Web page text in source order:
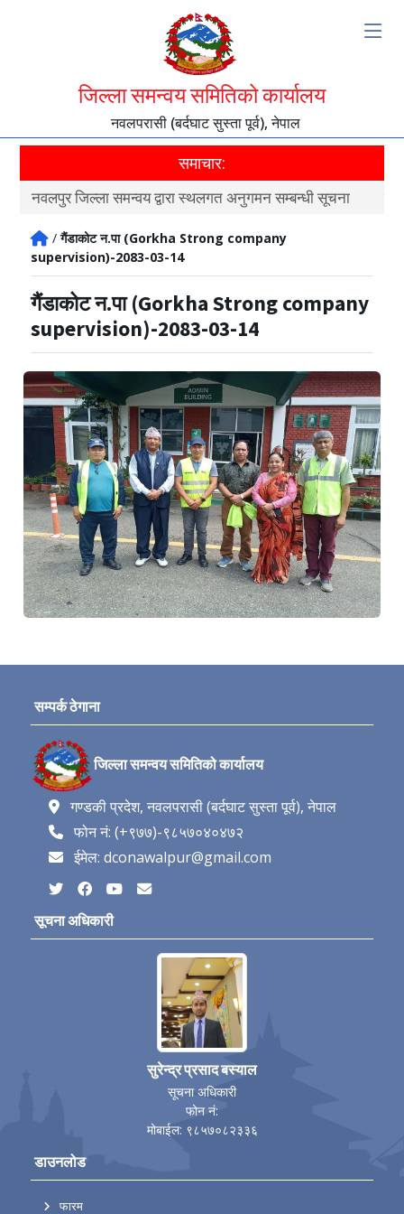
जिल्ला समन्वय समितिको कार्यालय
नवलपरासी (बर्दघाट सुस्ता पूर्व), नेपाल
समाचार:
नवलपुर जिल्ला समन्वय द्वारा स्थलगत अनुगमन सम्बन्धी सूचना
/गैंडाकोट न.पा (Gorkha Strong company
supervision)-2083-03-14
गैंडाकोट न.पा (Gorkha Strong company
supervision)-2083-03-14
सम्पर्क ठेगाना
जिल्ला समन्वय समितिको कार्यालय
गण्डकी प्रदेश, नवलपरासी (बर्दघाट सुस्ता पूर्व), नेपाल
फोन नं: (+९७७)-९८५७०४०४७२
ईमेल: dconawalpur@gmail.com
सूचना अधिकारी
सुरेन्द्र प्रसाद बस्याल
सूचना अधिकारी
फोन नं:
मोबाईल: ९८५७०८२३३६
डाउनलोड
फारम